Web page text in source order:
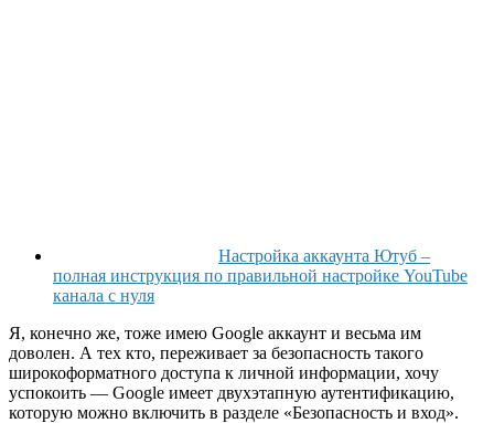
Настройка аккаунта Ютуб –
полная инструкция по правильной настройке YouTube
канала с нуля
Я, конечно же, тоже имею Google аккаунт и весьма им
доволен. А тех кто, переживает за безопасность такого
широкоформатного доступа к личной информации, хочу
успокоить — Google имеет двухэтапную аутентификацию,
которую можно включить в разделе «Безопасность и вход».